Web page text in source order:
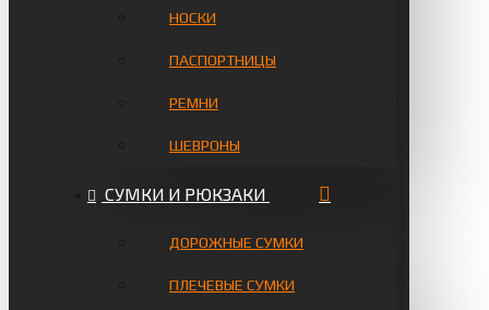
НОСКИ
ПАСПОРТНИЦЫ
РЕМНИ
ШЕВРОНЫ
СУМКИ И РЮКЗАКИ
ДОРОЖНЫЕ СУМКИ
ПЛЕЧЕВЫЕ СУМКИ